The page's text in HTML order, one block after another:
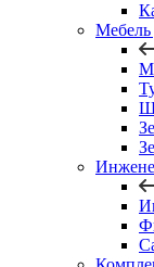
Мебель